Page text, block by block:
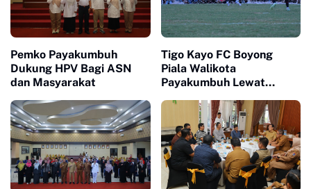
Pemko Payakumbuh
Dukung HPV Bagi ASN
dan Masyarakat
Tigo Kayo FC Boyong
Piala Walikota
Payakumbuh Lewat